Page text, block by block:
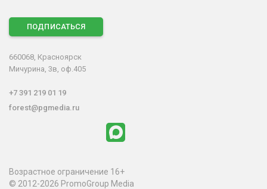
ПОДПИСАТЬСЯ
660068, Красноярск
Мичурина, 3в, оф.405
+7 391 219 01 19
forest@pgmedia.ru
Возрастное ограничение 16+
© 2012-2026 PromoGroup Media